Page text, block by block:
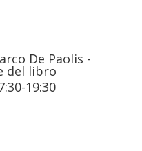
De Paolis -
del libro
-19:30